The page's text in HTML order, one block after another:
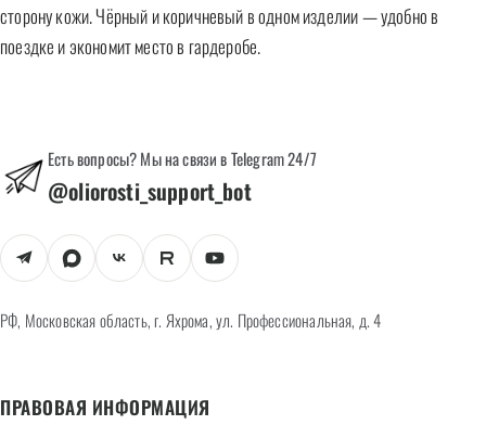
сторону кожи. Чёрный и коричневый в одном изделии — удобно в
поездке и экономит место в гардеробе.
Есть вопросы? Мы на связи в Telegram 24/7
@oliorosti_support_bot
РФ, Московская область, г. Яхрома, ул. Профессиональная, д. 4
ПРАВОВАЯ ИНФОРМАЦИЯ